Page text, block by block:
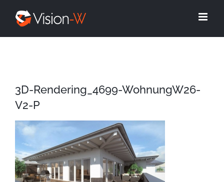
3D-Rendering_4699-WohnungW26-
V2-P